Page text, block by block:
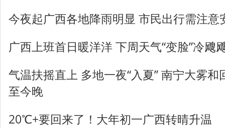
今夜起广西各地降雨明显 市民出行需注意
广西上班首日暖洋洋 下周天气“变脸”冷飕
气温扶摇直上 多地一夜“入夏” 南宁大雾
至今晚
20℃+要回来了！大年初一广西转晴升温